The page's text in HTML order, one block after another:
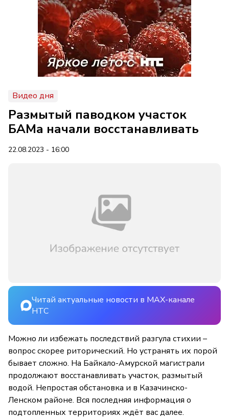
Видео дня
Размытый паводком участок
БАМа начали восстанавливать
22.08.2023 - 16:00
Читай актуальные новости в MAX-канале
НТС
Можно ли избежать последствий разгула стихии –
вопрос скорее риторический. Но устранять их порой
бывает сложно. На Байкало-Амурской магистрали
продолжают восстанавливать участок, размытый
водой. Непростая обстановка и в Казачинско-
Ленском районе. Вся последняя информация о
подтопленных территориях ждёт вас далее.